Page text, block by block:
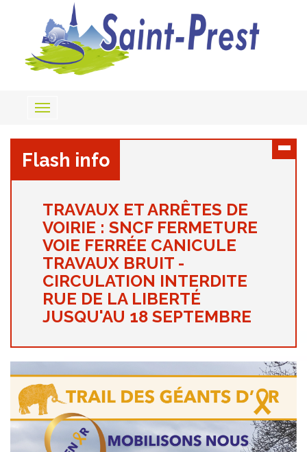
Toggle
Flash info
TRAVAUX ET ARRÊTES DE
VOIRIE : SNCF FERMETURE
VOIE FERRÉE CANICULE
TRAVAUX BRUIT -
CIRCULATION INTERDITE
RUE DE LA LIBERTÉ
JUSQU'AU 18 SEPTEMBRE